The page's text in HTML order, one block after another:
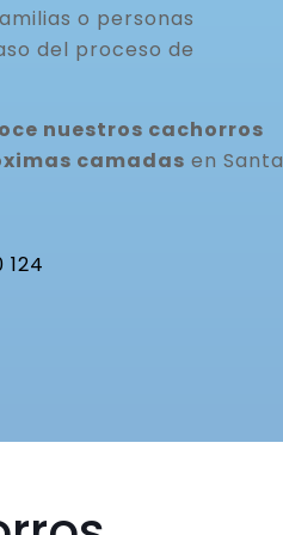
o personas
del proceso de
nuestros cachorros
camadas en Santa